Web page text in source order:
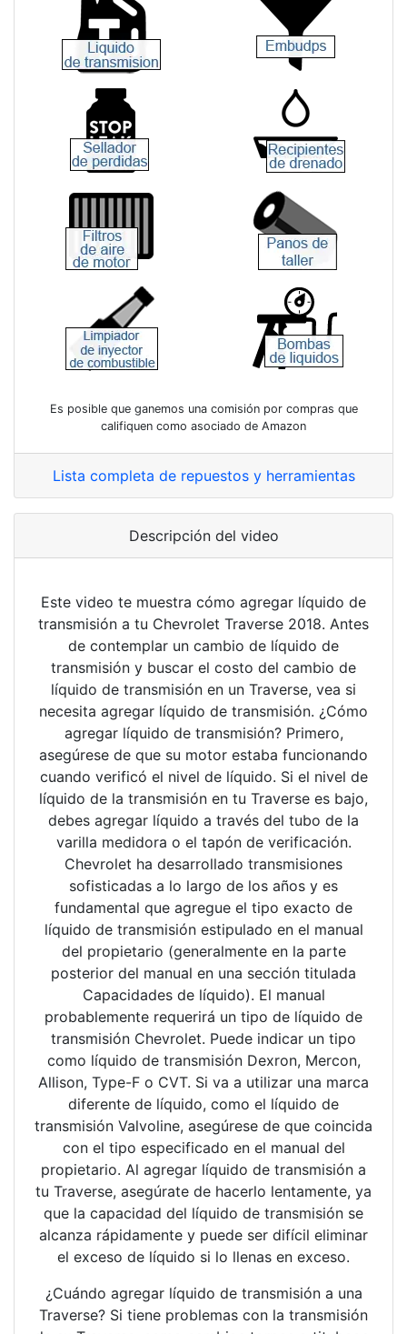
Es posible que ganemos una comisión por compras que
califiquen como asociado de Amazon
Lista completa de repuestos y herramientas
Descripción del video
Este video te muestra cómo agregar líquido de
transmisión a tu Chevrolet Traverse 2018. Antes
de contemplar un cambio de líquido de
transmisión y buscar el costo del cambio de
líquido de transmisión en un Traverse, vea si
necesita agregar líquido de transmisión. ¿Cómo
agregar líquido de transmisión? Primero,
asegúrese de que su motor estaba funcionando
cuando verificó el nivel de líquido. Si el nivel de
líquido de la transmisión en tu Traverse es bajo,
debes agregar líquido a través del tubo de la
varilla medidora o el tapón de verificación.
Chevrolet ha desarrollado transmisiones
sofisticadas a lo largo de los años y es
fundamental que agregue el tipo exacto de
líquido de transmisión estipulado en el manual
del propietario (generalmente en la parte
posterior del manual en una sección titulada
Capacidades de líquido). El manual
probablemente requerirá un tipo de líquido de
transmisión Chevrolet. Puede indicar un tipo
como líquido de transmisión Dexron, Mercon,
Allison, Type-F o CVT. Si va a utilizar una marca
diferente de líquido, como el líquido de
transmisión Valvoline, asegúrese de que coincida
con el tipo especificado en el manual del
propietario. Al agregar líquido de transmisión a
tu Traverse, asegúrate de hacerlo lentamente, ya
que la capacidad del líquido de transmisión se
alcanza rápidamente y puede ser difícil eliminar
el exceso de líquido si lo llenas en exceso.
¿Cuándo agregar líquido de transmisión a una
Traverse? Si tiene problemas con la transmisión